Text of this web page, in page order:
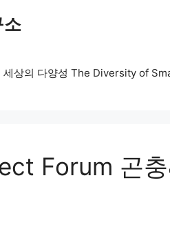
소
세상의 다양성 The Diversity of
Forum 곤